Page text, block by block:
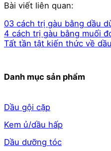
Bài viết liên quan:
03 cách trị gàu bằng dầu
4 cách trị gàu bằng muối
Tất tần tật kiến thức về
Danh mục sản phẩm
Dầu gội cặp
Kem ủ/dầu hấp
Dầu dưỡng tóc